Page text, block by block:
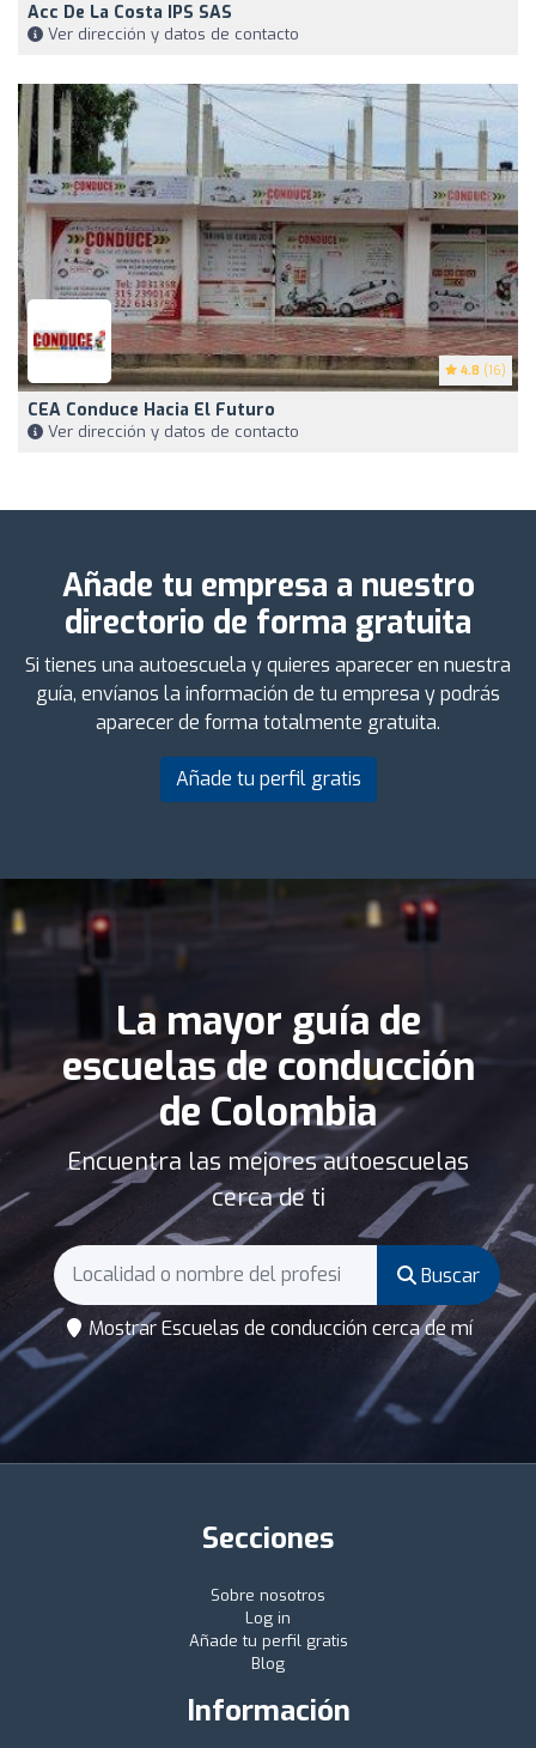
Acc De La Costa IPS SAS
Ver dirección y datos de contacto
4.8 (16)
CEA Conduce Hacia El Futuro
Ver dirección y datos de contacto
Añade tu empresa a nuestro
directorio de forma gratuita
Si tienes una autoescuela y quieres aparecer en nuestra
guía, envíanos la información de tu empresa y podrás
aparecer de forma totalmente gratuita.
Añade tu perfil gratis
La mayor guía de
escuelas de conducción
de Colombia
Encuentra las mejores autoescuelas
cerca de ti
Buscar
Mostrar Escuelas de conducción cerca de mí
Secciones
Sobre nosotros
Log in
Añade tu perfil gratis
Blog
Información